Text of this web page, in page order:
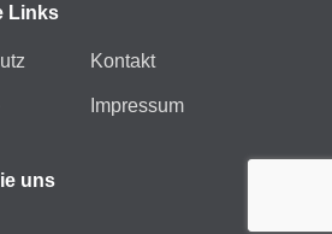
Links
Kontakt
Impressum
uns